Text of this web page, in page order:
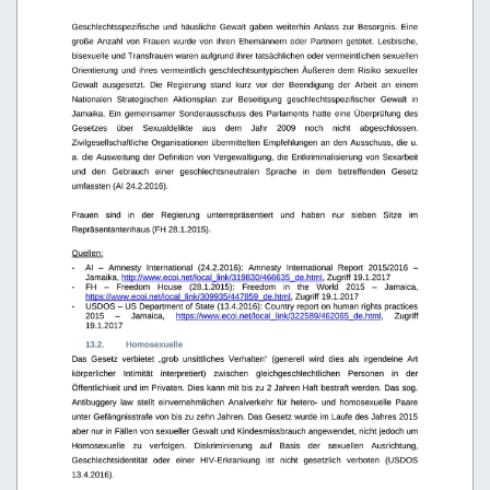
Geschlechtsspezifische und häusliche Gewalt gaben weiterhin Anlass zur Besorgnis. Eine
große Anzahl von Frauen wurde von ihren Ehemännern oder Partnern getötet. Lesbische,
bisexuelle und Transfrauen waren aufgrund ihrer tatsächlichen oder vermeintlichen sexuellen
Orientierung und ihres vermeintlich geschlechtsuntypischen Äußeren dem Risiko sexueller
Gewalt   ausgesetzt.   Die   Regierung   stand   kurz   vor   der   Beendigung   der   Arbeit   an   einem
Nationalen   Strategischen   Aktionsplan   zur   Beseitigung   geschlechtsspezifischer   Gewalt   in
Jamaika. Ein gemeinsamer Sonderausschuss des Parlaments hatte eine Überprüfung des
Gesetzes
über Sexualdelikte aus dem Jahr 2009 noch nicht
abgeschlossen.
Zivilgesellschaftliche Organisationen übermittelten Empfehlungen an den Ausschuss, die u.
a. die Ausweitung der Definition von Vergewaltigung, die Entkriminalisierung von Sexarbeit
und   den   Gebrauch   einer   geschlechtsneutralen   Sprache   in   dem   betreffenden   Gesetz
umfassten (AI 24.2.2016).
Frauen sind in der Regierung unterrepräsentiert und haben nur sieben Sitze
im
Repräsentantenhaus (FH 28.1.2015).
Quellen:
-
AI   –   Amnesty   International   (24.2.2016):   Amnesty   International   Report   2015/2016   –
Jamaika, http://www.ecoi.net/local_link/319830/466635_de.html, Zugriff 19.1.2017
-
FH   –   Freedom   House   (28.1.2015):   Freedom   in   the   World   2015   –   Jamaica,
https://www.ecoi.net/local_link/309935/447859_de.html, Zugriff 19.1.2017
-
USDOS – US Department of State (13.4.2016): Country report on human rights practices
2015
– Jamaica, https://www.ecoi.net/local_link/322589/462065_de.html,
Zugriff
19.1.2017
13.2.
Homosexuelle
Das   Gesetz   verbietet   „grob   unsittliches   Verhalten“   (generell   wird   dies   als   irgendeine   Art
körperlicher   Intimität   interpretiert)   zwischen   gleichgeschlechtlichen   Personen   in   der
Öffentlichkeit und im Privaten. Dies kann mit bis zu 2 Jahren Haft bestraft werden. Das sog.
Antibuggery   law   stellt   einvernehmlichen   Analverkehr   für   hetero-   und   homosexuelle   Paare
unter Gefängnisstrafe von bis zu zehn Jahren. Das Gesetz wurde im Laufe des Jahres 2015
aber nur in Fällen von sexueller Gewalt und Kindesmissbrauch angewendet, nicht jedoch um
Homosexuelle   zu   verfolgen.   Diskriminierung   auf   Basis   der   sexuellen   Ausrichtung,
Geschlechtsidentität
oder einer HIV-Erkrankung ist nicht gesetzlich verboten
(USDOS
13.4.2016).